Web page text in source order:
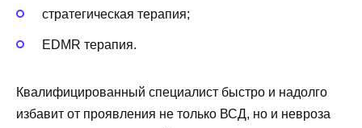
стратегическая терапия;
EDMR терапия.
Квалифицированный специалист быстро и надолго
избавит от проявления не только ВСД, но и невроза